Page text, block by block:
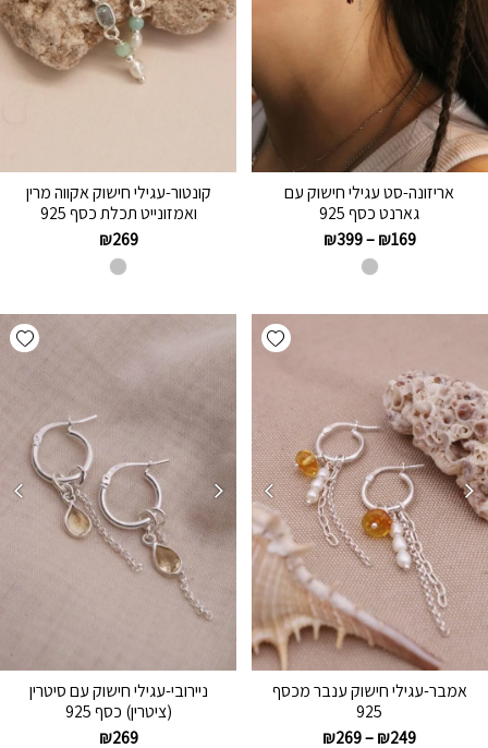
אריזונה-סט עגילי חישוק עם
גארנט כסף 925
₪169
–
₪399
קונטור-עגילי חישוק אקווה מרין
ואמזונייט תכלת כסף 925
₪269
Add wishlist
אמבר-עגילי חישוק ענבר מכסף
925
₪249
–
₪269
ניירובי-עגילי חישוק עם סיטרין
(ציטרין) כסף 925
₪269